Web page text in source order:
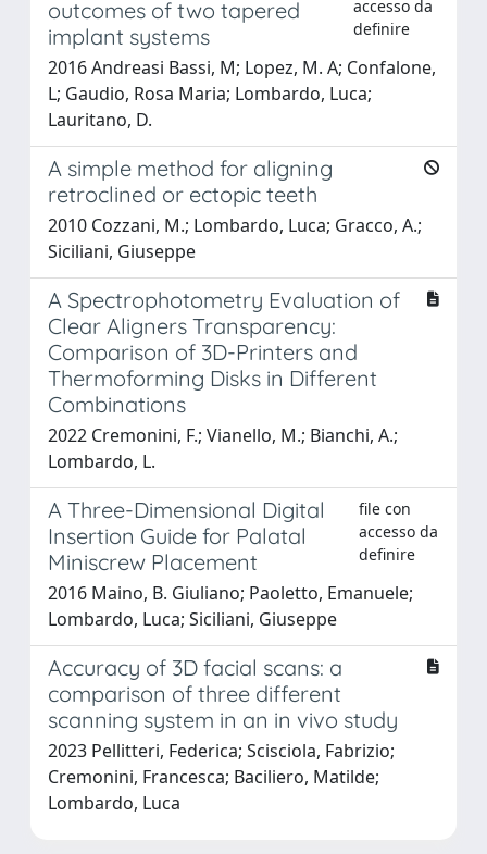
outcomes of two tapered
implant systems
accesso da
definire
2016 Andreasi Bassi, M; Lopez, M. A; Confalone,
L; Gaudio, Rosa Maria; Lombardo, Luca;
Lauritano, D.
A simple method for aligning
retroclined or ectopic teeth
2010 Cozzani, M.; Lombardo, Luca; Gracco, A.;
Siciliani, Giuseppe
A Spectrophotometry Evaluation of
Clear Aligners Transparency:
Comparison of 3D-Printers and
Thermoforming Disks in Different
Combinations
2022 Cremonini, F.; Vianello, M.; Bianchi, A.;
Lombardo, L.
A Three-Dimensional Digital
Insertion Guide for Palatal
Miniscrew Placement
file con
accesso da
definire
2016 Maino, B. Giuliano; Paoletto, Emanuele;
Lombardo, Luca; Siciliani, Giuseppe
Accuracy of 3D facial scans: a
comparison of three different
scanning system in an in vivo study
2023 Pellitteri, Federica; Scisciola, Fabrizio;
Cremonini, Francesca; Baciliero, Matilde;
Lombardo, Luca